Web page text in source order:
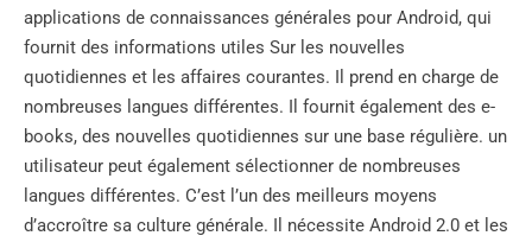
applications de connaissances générales pour Android, qui
fournit des informations utiles Sur les nouvelles
quotidiennes et les affaires courantes. Il prend en charge de
nombreuses langues différentes. Il fournit également des e-
books, des nouvelles quotidiennes sur une base régulière. un
utilisateur peut également sélectionner de nombreuses
langues différentes. C’est l’un des meilleurs moyens
d’accroître sa culture générale. Il nécessite Android 2.0 et les